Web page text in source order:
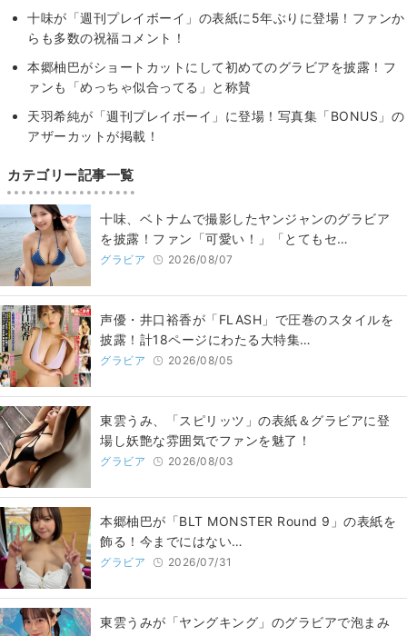
十味が「週刊プレイボーイ」の表紙に5年ぶりに登場！ファンか
らも多数の祝福コメント！
本郷柚巴がショートカットにして初めてのグラビアを披露！フ
ァンも「めっちゃ似合ってる」と称賛
天羽希純が「週刊プレイボーイ」に登場！写真集「BONUS」の
アザーカットが掲載！
カテゴリー記事一覧
十味、ベトナムで撮影したヤンジャンのグラビア
を披露！ファン「可愛い！」「とてもセ…
グラビア 2026/08/07
声優・井口裕香が「FLASH」で圧巻のスタイルを
披露！計18ページにわたる大特集…
グラビア 2026/08/05
東雲うみ、「スピリッツ」の表紙＆グラビアに登
場し妖艶な雰囲気でファンを魅了！
グラビア 2026/08/03
本郷柚巴が「BLT MONSTER Round 9」の表紙を
飾る！今までにはない…
グラビア 2026/07/31
東雲うみが「ヤングキング」のグラビアで泡まみ